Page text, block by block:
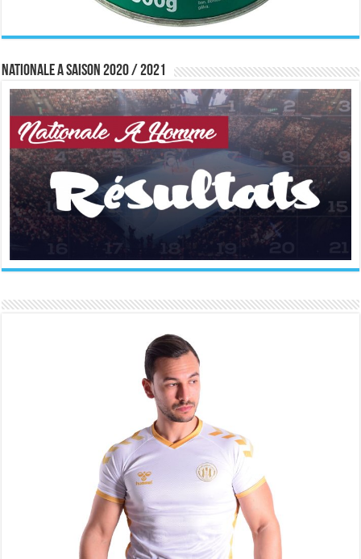
Nationale A saison 2020 / 2021